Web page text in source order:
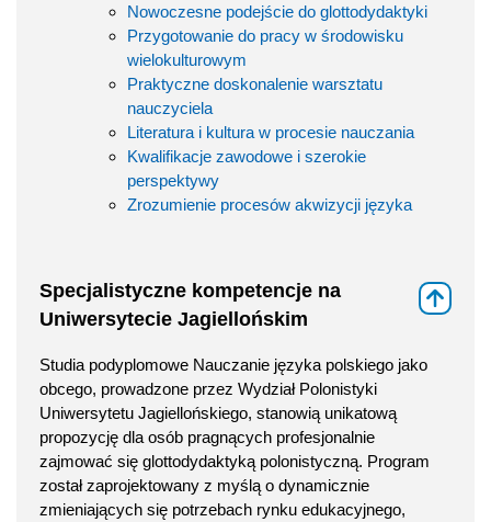
Nowoczesne podejście do glottodydaktyki
Przygotowanie do pracy w środowisku
wielokulturowym
Praktyczne doskonalenie warsztatu
nauczyciela
Literatura i kultura w procesie nauczania
Kwalifikacje zawodowe i szerokie
perspektywy
Zrozumienie procesów akwizycji języka
Specjalistyczne kompetencje na
Uniwersytecie Jagiellońskim
Studia podyplomowe Nauczanie języka polskiego jako
obcego, prowadzone przez Wydział Polonistyki
Uniwersytetu Jagiellońskiego, stanowią unikatową
propozycję dla osób pragnących profesjonalnie
zajmować się glottodydaktyką polonistyczną. Program
został zaprojektowany z myślą o dynamicznie
zmieniających się potrzebach rynku edukacyjnego,